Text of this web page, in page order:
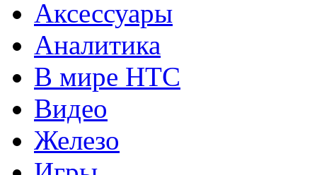
Аксессуары
Аналитика
В мире HTC
Видео
Железо